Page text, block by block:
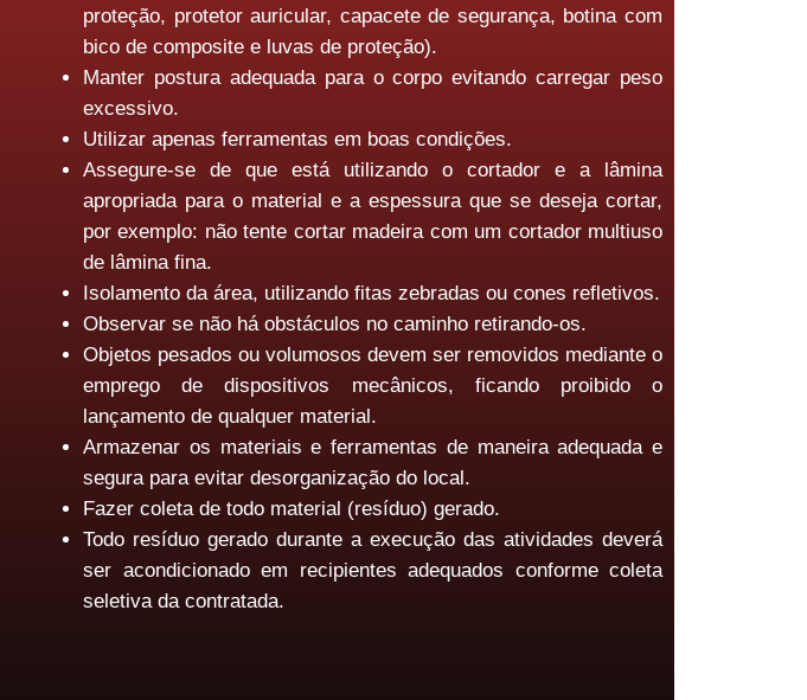
proteção, protetor auricular, capacete de segurança, botina com
bico de composite e luvas de proteção).
Manter postura adequada para o corpo evitando carregar peso
excessivo.
Utilizar apenas ferramentas em boas condições.
Assegure-se de que está utilizando o cortador e a lâmina
apropriada para o material e a espessura que se deseja cortar,
por exemplo: não tente cortar madeira com um cortador multiuso
de lâmina fina.
Isolamento da área, utilizando fitas zebradas ou cones refletivos.
Observar se não há obstáculos no caminho retirando-os.
Objetos pesados ou volumosos devem ser removidos mediante o
emprego de dispositivos mecânicos, ficando proibido o
lançamento de qualquer material.
Armazenar os materiais e ferramentas de maneira adequada e
segura para evitar desorganização do local.
Fazer coleta de todo material (resíduo) gerado.
Todo resíduo gerado durante a execução das atividades deverá
ser acondicionado em recipientes adequados conforme coleta
seletiva da contratada.